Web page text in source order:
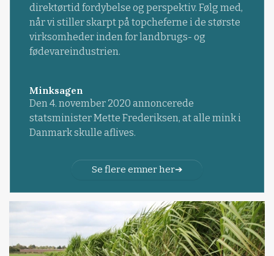
direktørtid fordybelse og perspektiv. Følg med,
når vi stiller skarpt på topcheferne i de største
virksomheder inden for landbrugs- og
fødevareindustrien.
Minksagen
Den 4. november 2020 annoncerede
statsminister Mette Frederiksen, at alle mink i
Danmark skulle aflives.
Se flere emner her